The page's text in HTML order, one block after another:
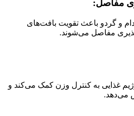
و گردو باعث تقویت بافت‌های
مفاصل می‌شوند.
غذایی به کنترل وزن کمک می‌کند و
می‌دهد.